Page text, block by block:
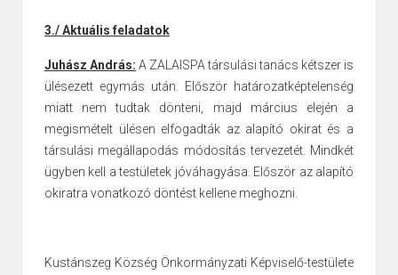
3./ Aktuális feladatok
Juhász András: A ZALAISPA társulási tanács kétszer is
ülésezett egymás után. Először határozatképtelenség
miatt nem tudtak dönteni, majd március elején a
megismételt ülésen elfogadták az alapító okirat és a
társulási megállapodás módosítás tervezetét. Mindkét
ügyben kell a testületek jóváhagyása. Először az alapító
okiratra vonatkozó döntést kellene meghozni.
Kustánszeg Község Önkormányzati Képviselő-testülete